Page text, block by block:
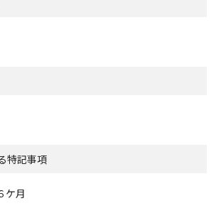
特記事項
ケ月